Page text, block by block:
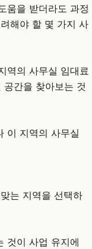
움을 받더라도 과정
해야 할 몇 가지 사
역의 사무실 임대료
간을 찾아보는 것
이 지역의 사무실
는 지역을 선택하
것이 사업 유지에